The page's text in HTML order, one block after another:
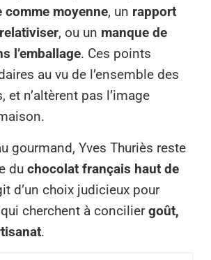
comme moyenne, un rapport
, ou un manque de
l’emballage. Ces points
au vu de l’ensemble des
et n’altèrent pas l’image
gourmand, Yves Thuriès reste
du chocolat français haut de
d’un choix judicieux pour
cherchent à conciliergoût,
.